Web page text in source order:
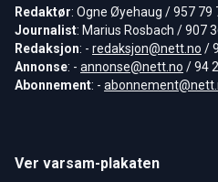
Redaktør: Ogne Øyehaug / 957 79
Journalist: Marius Rosbach / 907
Redaksjon: - redaksjon@nett.no /
Annonse: - annonse@nett.no / 94
Abonnement: -
Ver varsam-plakaten